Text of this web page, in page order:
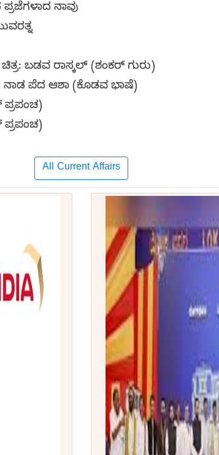
ನಾವು
ಬಡವ ರಾಸ್ಕಲ್‍ (ಶಂಕರ್‌ ಗುರು)
ನಾಡ ಪೆದ ಆಶಾ (ಕೊಡವ ಭಾಷೆ)
All Current Affairs